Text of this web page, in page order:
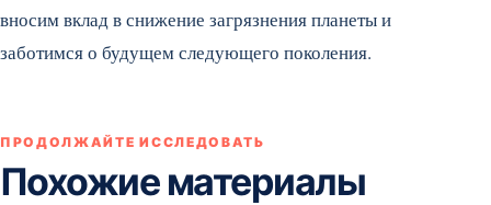
вносим вклад в снижение загрязнения планеты и
заботимся о будущем следующего поколения.
ПРОДОЛЖАЙТЕ ИССЛЕДОВАТЬ
Похожие материалы